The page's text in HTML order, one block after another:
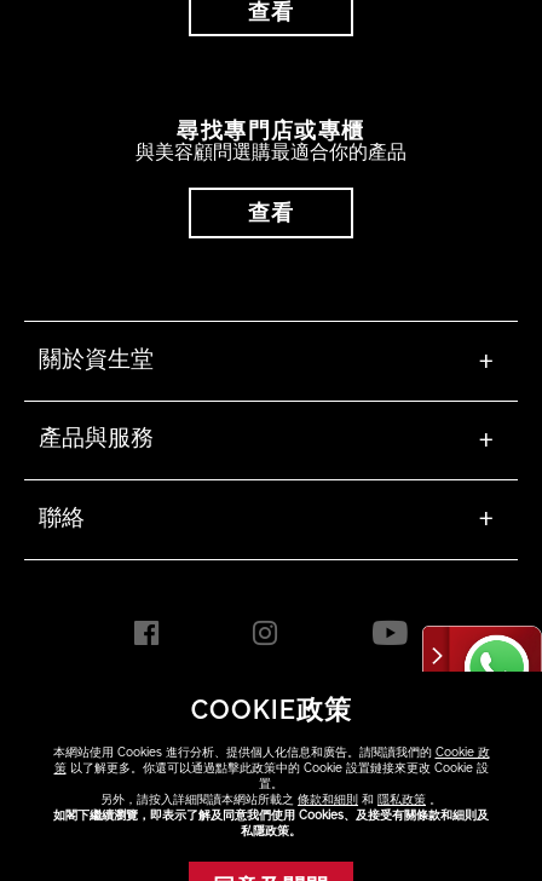
COOKIE政策
本網站使用 Cookies 進行分析、提供個人化信息和廣告。請閱讀我們的 Cookie 政
策以了解更多。你還可以通過點擊此政策中的 Cookie 設置鏈接來更改 Cookie 設
置。
另外，請按入詳細閱讀本網站所載之 條款和細則 和 隱私政策 。
如閣下繼續瀏覽，即表示了解及同意我們使用 Cookies、及接受有關條款和細則及
私隱政策。
查看
尋找專門店或專櫃
與美容顧問選購最適合你的產品
查看
關於資生堂 +
產品與服務 +
聯絡 +
Copyright ©2026 Shiseido
Co.,Ltd. All rights reserved.